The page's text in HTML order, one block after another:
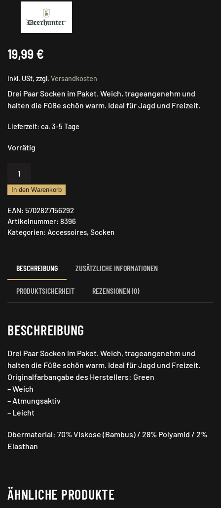
19,99 €
inkl. USt, zzgl. Versandkosten
Drei Paar Socken im Paket. Weich, trageangenehm und
halten die Füße schön warm. Ideal für Jagd und Freizeit.
Lieferzeit: ca. 3-5 Tage
Vorrätig
Pack
Menge
In den Warenkorb
EAN: 5702827156292
Artikelnummer: 8396
Kategorien: Accessoires, Socken
BESCHREIBUNG ZUSÄTZLICHE INFORMATIONEN
PRODUKTSICHERHEIT REZENSIONEN (0)
BESCHREIBUNG
Drei Paar Socken im Paket. Weich, trageangenehm und
halten die Füße schön warm. Ideal für Jagd und Freizeit.
Originalfarbangabe des Herstellers: Green
– Weich
– Atmungsaktiv
– Leicht
Obermaterial: 70% Viskose (Bambus) / 28% Polyamid / 2%
Elasthan
ÄHNLICHE PRODUKTE